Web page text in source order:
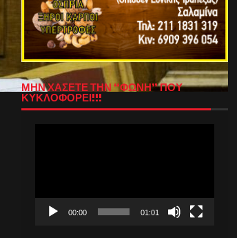
ΜΗΝ ΧΑΣΕΤΕ ΤΗΝ “ΦΩΝΗ” ΠΟΥ
ΚΥΚΛΟΦΟΡΕΙ!!!
00:00 01:01